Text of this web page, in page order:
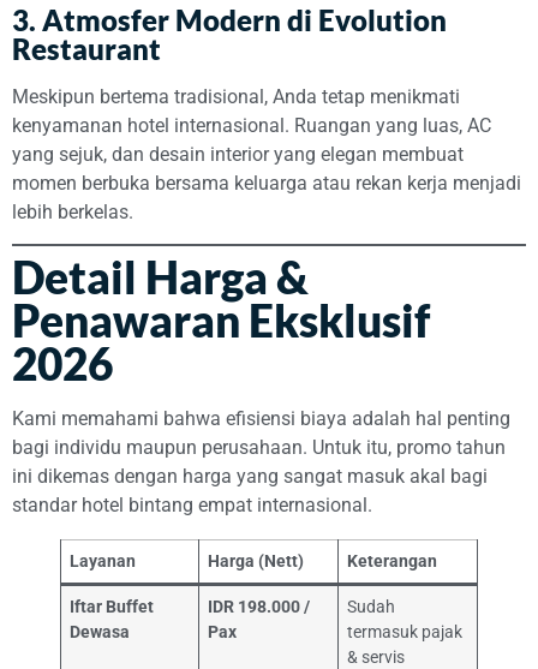
3. Atmosfer Modern di Evolution
Restaurant
Meskipun bertema tradisional, Anda tetap menikmati
kenyamanan hotel internasional. Ruangan yang luas, AC
yang sejuk, dan desain interior yang elegan membuat
momen berbuka bersama keluarga atau rekan kerja menjadi
lebih berkelas.
Detail Harga &
Penawaran Eksklusif
2026
Kami memahami bahwa efisiensi biaya adalah hal penting
bagi individu maupun perusahaan. Untuk itu, promo tahun
ini dikemas dengan harga yang sangat masuk akal bagi
standar hotel bintang empat internasional.
Layanan Harga (Nett) Keterangan
Iftar Buffet
Dewasa
IDR 198.000 /
Pax
Sudah
termasuk pajak
& servis